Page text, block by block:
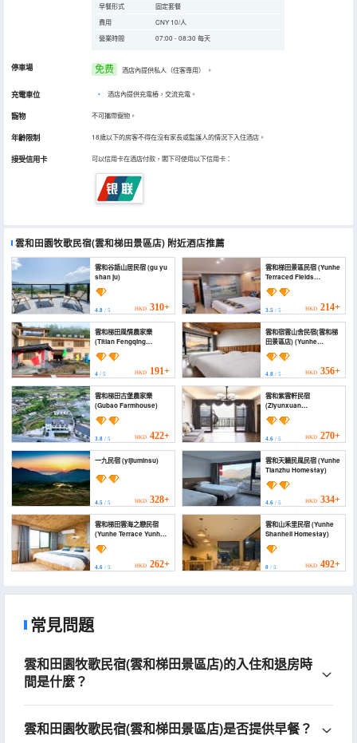
早餐形式
固定套餐
費用
CNY 10/人
營業時間
07:00 - 08:30 每天
停車場 免费 酒店內提供私人（住客專用） 。
充電車位 • 酒店內提供充電樁，交流充電。
寵物 不可攜帶寵物。
年齡限制 18歲以下的房客不得在沒有家長或監護人的情況下入住酒店。
接受信用卡 可以信用卡在酒店付款，閣下可使用以下信用卡：
雲和田園牧歌民宿(雲和梯田景區店) 附近酒店推薦
雲和谷語山居民宿 (gu yu
shan ju)
4.8 / 5 HKD 310+
雲和梯田景區民宿 (Yunhe
Terraced Fields
Homestay)
3.5/ 5 HKD 214+
雲和梯田風情農家樂
(Titian Fengqing
Farmhouse)
4 / 5 HKD 191+
雲和宿雲山舍民宿(雲和梯
田景區店) (Yunhe
Homestay Yunshanshe
Homestay (Yunhe
Terrace Scenic Area))
4.8/ 5 HKD 356+
雲和梯田古堡農家樂
(Gubao Farmhouse)
3.8 / 5 HKD 422+
雲和紫雲軒民宿
(Ziyunxuan
Guesthouse)
4.6/ 5 HKD 270+
一九民宿 (yijiuminsu)
4.5 / 5 HKD 328+
雲和天籟民風民宿 (Yunhe
Tianzhu Homestay)
4.6/ 5 HKD 334+
雲和梯田雲海之戀民宿
(Yunhe Terrace Yunhai
Zhilian Homestay)
4.6 / 5 HKD 262+
雲和山禾里民宿 (Yunhe
Shanheli Homestay)
0/ 5 HKD 492+
常見問題
雲和田園牧歌民宿(雲和梯田景區店)的入住和退房時
間是什麼？
雲和田園牧歌民宿(雲和梯田景區店)是否提供早餐？